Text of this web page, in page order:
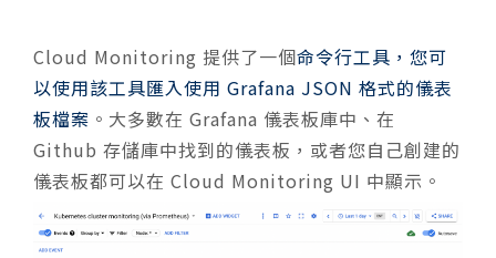
Cloud Monitoring 提供了一個命令行工具，您可
以使用該工具匯入使用 Grafana JSON 格式的儀表
板檔案 。大多數在 Grafana 儀表板庫中、在
Github 存儲庫中找到的儀表板，或者您自己創建的
儀表板都可以在 Cloud Monitoring UI 中顯示。